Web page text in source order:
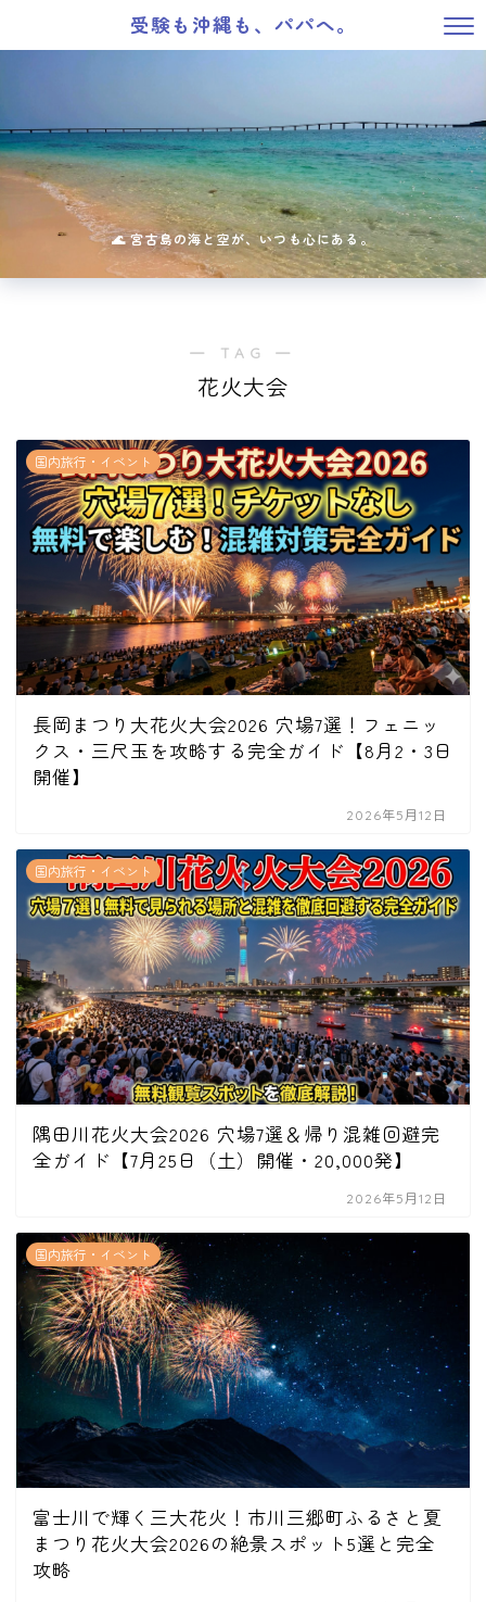
受験も沖縄も、パパへ。
― TAG ―
花火大会
国内旅行・イベント
長岡まつり大花火大会2026 穴場7選！フェニッ
クス・三尺玉を攻略する完全ガイド【8月2・3日
開催】
2026年5月12日
国内旅行・イベント
隅田川花火大会2026 穴場7選＆帰り混雑回避完
全ガイド【7月25日（土）開催・20,000発】
2026年5月12日
国内旅行・イベント
富士川で輝く三大花火！市川三郷町ふるさと夏
まつり花火大会2026の絶景スポット5選と完全
攻略